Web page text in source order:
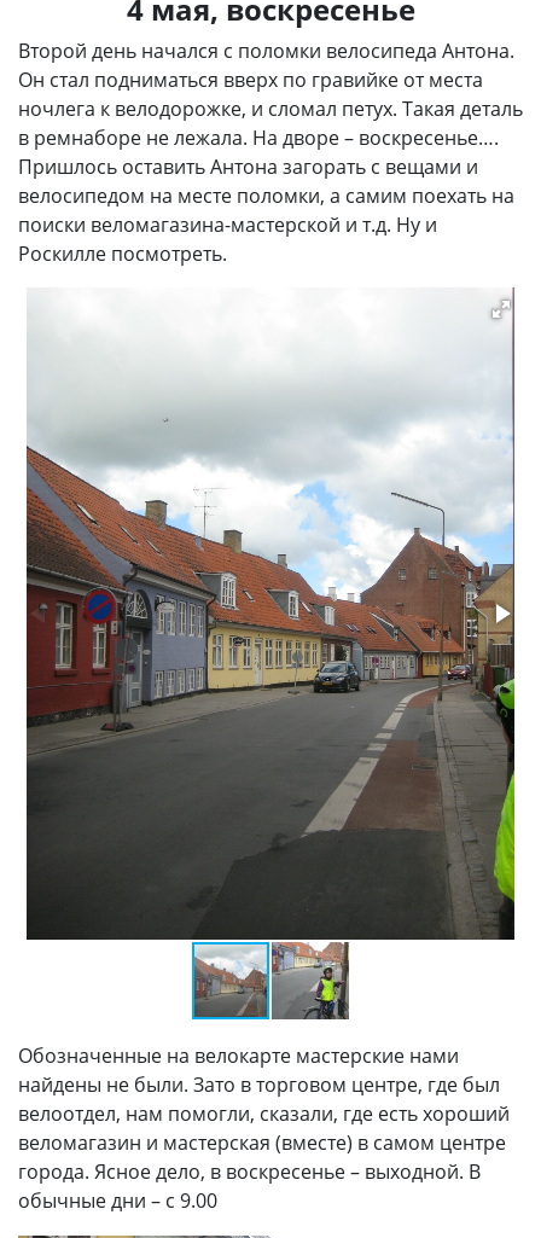
4 мая, воскресенье
Второй день начался с поломки велосипеда Антона.
Он стал подниматься вверх по гравийке от места
ночлега к велодорожке, и сломал петух. Такая деталь
в ремнаборе не лежала. На дворе – воскресенье….
Пришлось оставить Антона загорать с вещами и
велосипедом на месте поломки, а самим поехать на
поиски веломагазина-мастерской и т.д. Ну и
Роскилле посмотреть.
Обозначенные на велокарте мастерские нами
найдены не были. Зато в торговом центре, где был
велоотдел, нам помогли, сказали, где есть хороший
веломагазин и мастерская (вместе) в самом центре
города. Ясное дело, в воскресенье – выходной. В
обычные дни – с 9.00